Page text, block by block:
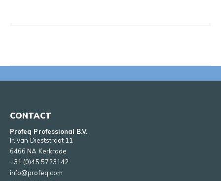
CONTACT
Profeq Professional B.V.
Ir. van Dieststraat 11
6466 NA Kerkrade
+31 (0)45 5723142
info@profeq.com